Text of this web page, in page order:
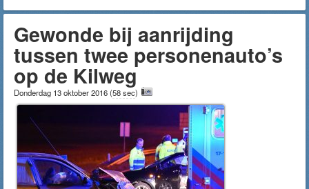
Gewonde bij aanrijding
tussen twee personenauto’s
op de Kilweg
Donderdag 13 oktober 2016(58 sec)